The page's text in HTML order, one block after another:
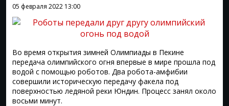
05 февраля 2022 13:00
Во время открытия зимней Олимпиады в Пекине
передача олимпийского огня впервые в мире прошла под
водой с помощью роботов. Два робота-амфибии
совершили историческую передачу факела под
поверхностью ледяной реки Юндин. Процесс занял около
восьми минут.